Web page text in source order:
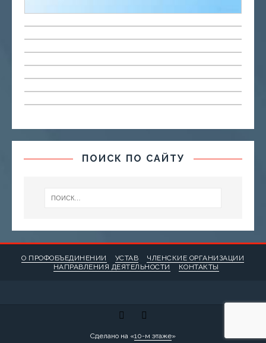
ПОИСК ПО САЙТУ
О ПРОФОБЪЕДИНЕНИИ УСТАВ
ЧЛЕНСКИЕ ОРГАНИЗАЦИИ
НАПРАВЛЕНИЯ ДЕЯТЕЛЬНОСТИ
КОНТАКТЫ
Сделано на «10-м этаже»